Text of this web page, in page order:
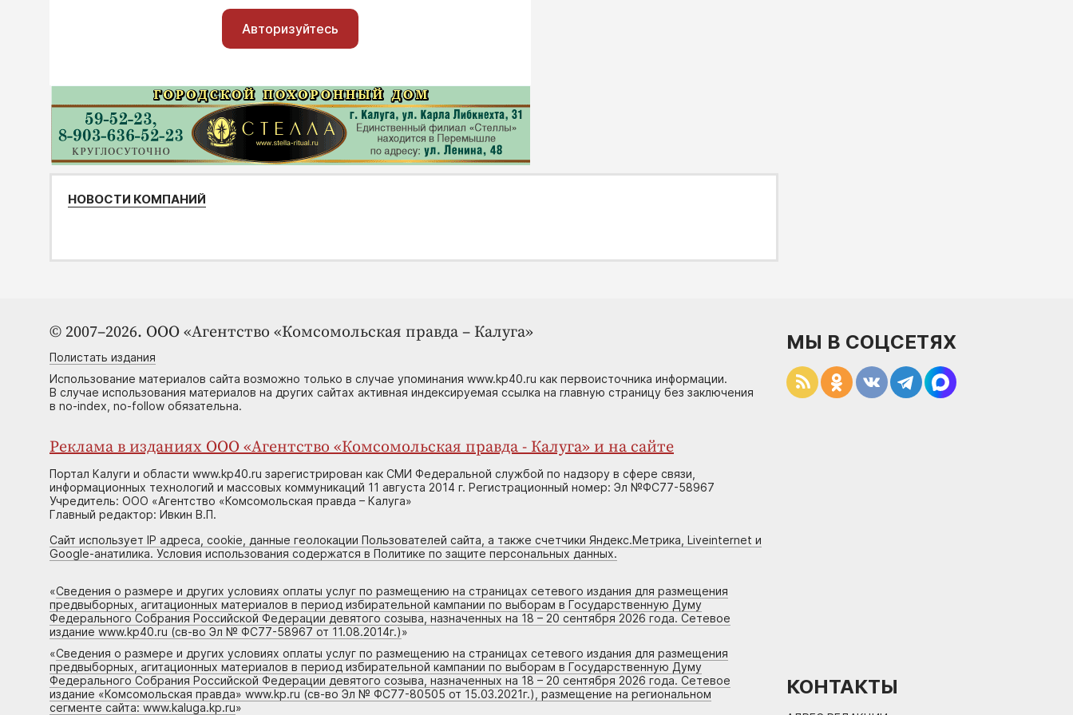
Авторизуйтесь
НОВОСТИ КОМПАНИЙ
© 2007–2026. ООО «Агентство «Комсомольская правда – Калуга»
Полистать издания
Использование материалов сайта возможно только в случае упоминания www.kp40.ru как первоисточника информации.
В случае использования материалов на других сайтах активная индексируемая ссылка на главную страницу без заключения
в no-index, no-follow обязательна.
Реклама в изданиях ООО «Агентство «Комсомольская правда - Калуга» и на сайте
Портал Калуги и области www.kp40.ru зарегистрирован как СМИ Федеральной службой по надзору в сфере связи,
информационных технологий и массовых коммуникаций 11 августа 2014 г. Регистрационный номер: Эл №ФС77-58967
Учредитель: ООО «Агентство «Комсомольская правда – Калуга»
Главный редактор: Ивкин В.П.
Сайт использует IP адреса, cookie, данные геолокации Пользователей сайта, а также счетчики Яндекс.Метрика, Liveinternet и
Google-анатилика. Условия использования содержатся в Политике по защите персональных данных.
«Сведения о размере и других условиях оплаты услуг по размещению на страницах сетевого издания для размещения
предвыборных, агитационных материалов в период избирательной кампании по выборам в Государственную Думу
Федерального Собрания Российской Федерации девятого созыва, назначенных на 18 – 20 сентября 2026 года. Сетевое
издание www.kp40.ru (св-во Эл № ФС77-58967 от 11.08.2014г.)»
«Сведения о размере и других условиях оплаты услуг по размещению на страницах сетевого издания для размещения
предвыборных, агитационных материалов в период избирательной кампании по выборам в Государственную Думу
Федерального Собрания Российской Федерации девятого созыва, назначенных на 18 – 20 сентября 2026 года. Сетевое
издание «Комсомольская правда» www.kp.ru (св-во Эл № ФС77-80505 от 15.03.2021г.), размещение на региональном
сегменте сайта: www.kaluga.kp.ru»
МЫ В СОЦСЕТЯХ
КОНТАКТЫ